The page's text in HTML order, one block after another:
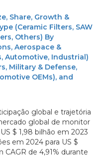
Share, Growth &
(Ceramic Filters, SAW
Others) By
Aerospace &
Automotive, Industrial)
Military & Defense,
OEMs), and
global e trajetória
global de monitor
$ 1,98 bilhão em 2023
em 2024 para US $
CAGR de 4,91% durante